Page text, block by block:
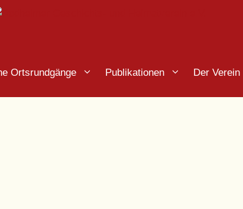
Ortsrundgänge Publikationen Der Verein